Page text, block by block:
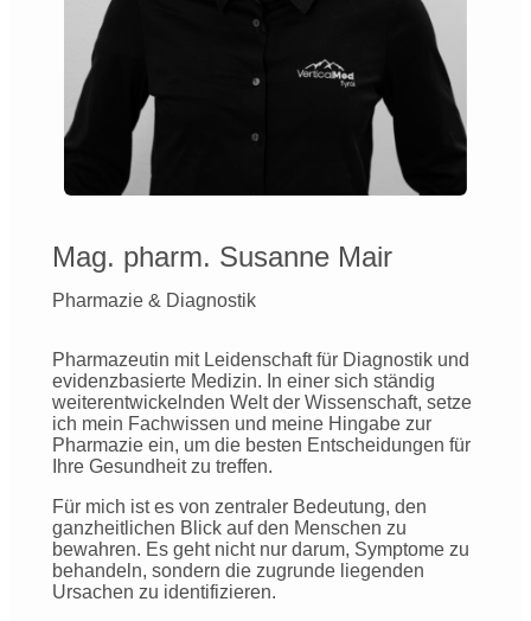
Mag. pharm. Susanne Mair
Pharmazie & Diagnostik
Pharmazeutin mit Leidenschaft für Diagnostik und
evidenzbasierte Medizin. In einer sich ständig
weiterentwickelnden Welt der Wissenschaft, setze
ich mein Fachwissen und meine Hingabe zur
Pharmazie ein, um die besten Entscheidungen für
Ihre Gesundheit zu treffen.
Für mich ist es von zentraler Bedeutung, den
ganzheitlichen Blick auf den Menschen zu
bewahren. Es geht nicht nur darum, Symptome zu
behandeln, sondern die zugrunde liegenden
Ursachen zu identifizieren.